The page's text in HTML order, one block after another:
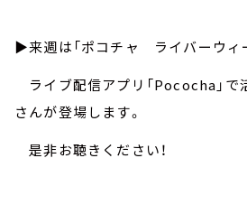
▶︎来週は「ポコチャ ライバーウィ
ライブ配信アプリ「Pococha」で
さんが登場します。
是非お聴きください！